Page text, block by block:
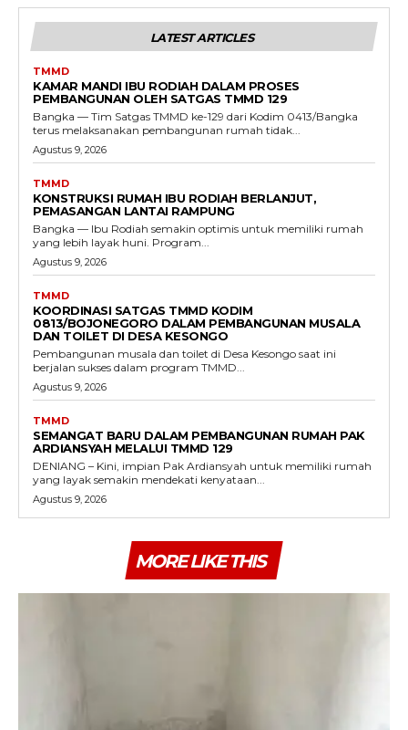
LATEST ARTICLES
TMMD
KAMAR MANDI IBU RODIAH DALAM PROSES
PEMBANGUNAN OLEH SATGAS TMMD 129
Bangka — Tim Satgas TMMD ke-129 dari Kodim 0413/Bangka
terus melaksanakan pembangunan rumah tidak...
Agustus 9, 2026
TMMD
KONSTRUKSI RUMAH IBU RODIAH BERLANJUT,
PEMASANGAN LANTAI RAMPUNG
Bangka — Ibu Rodiah semakin optimis untuk memiliki rumah
yang lebih layak huni. Program...
Agustus 9, 2026
TMMD
KOORDINASI SATGAS TMMD KODIM
0813/BOJONEGORO DALAM PEMBANGUNAN MUSALA
DAN TOILET DI DESA KESONGO
Pembangunan musala dan toilet di Desa Kesongo saat ini
berjalan sukses dalam program TMMD...
Agustus 9, 2026
TMMD
SEMANGAT BARU DALAM PEMBANGUNAN RUMAH PAK
ARDIANSYAH MELALUI TMMD 129
DENIANG – Kini, impian Pak Ardiansyah untuk memiliki rumah
yang layak semakin mendekati kenyataan...
Agustus 9, 2026
MORE LIKE THIS